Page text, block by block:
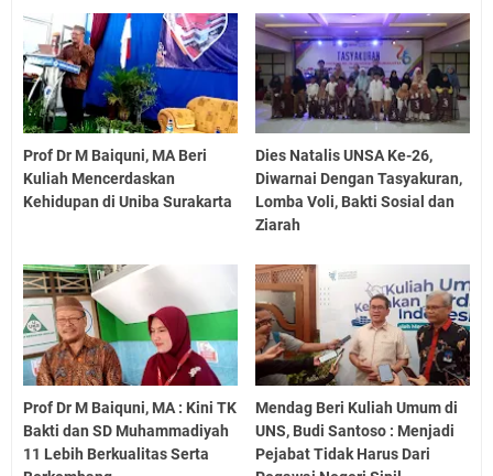
Prof Dr M Baiquni, MA Beri
Kuliah Mencerdaskan
Kehidupan di Uniba Surakarta
Dies Natalis UNSA Ke-26,
Diwarnai Dengan Tasyakuran,
Lomba Voli, Bakti Sosial dan
Ziarah
Prof Dr M Baiquni, MA : Kini TK
Bakti dan SD Muhammadiyah
11 Lebih Berkualitas Serta
Mendag Beri Kuliah Umum di
UNS, Budi Santoso : Menjadi
Pejabat Tidak Harus Dari